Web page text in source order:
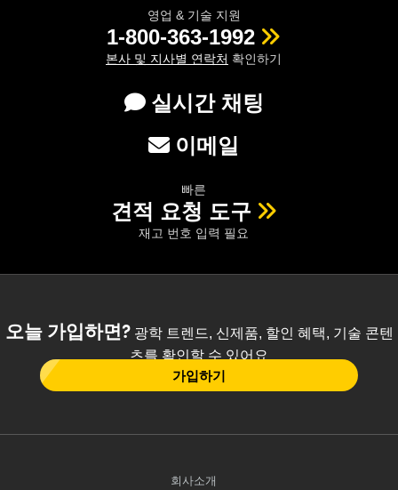
영업 & 기술 지원
1-800-363-1992
본사 및 지사별 연락처 확인하기
실시간 채팅
이메일
빠른
견적 요청 도구
재고 번호 입력 필요
오늘 가입하면?광학 트렌드, 신제품, 할인 혜택, 기술 콘텐
츠를 확인할 수 있어요
가입하기
회사소개